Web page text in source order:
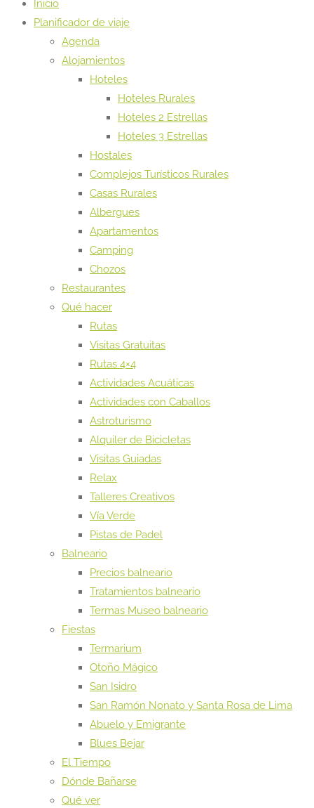
Inicio
Planificador de viaje
Agenda
Alojamientos
Hoteles
Hoteles Rurales
Hoteles 2 Estrellas
Hoteles 3 Estrellas
Hostales
Complejos Turísticos Rurales
Casas Rurales
Albergues
Apartamentos
Camping
Chozos
Restaurantes
Qué hacer
Rutas
Visitas Gratuitas
Rutas 4×4
Actividades Acuáticas
Actividades con Caballos
Astroturismo
Alquiler de Bicicletas
Visitas Guiadas
Relax
Talleres Creativos
Vía Verde
Pistas de Padel
Balneario
Precios balneario
Tratamientos balneario
Termas Museo balneario
Fiestas
Termarium
Otoño Mágico
San Isidro
San Ramón Nonato y Santa Rosa de Lima
Abuelo y Emigrante
Blues Bejar
El Tiempo
Dónde Bañarse
Qué ver